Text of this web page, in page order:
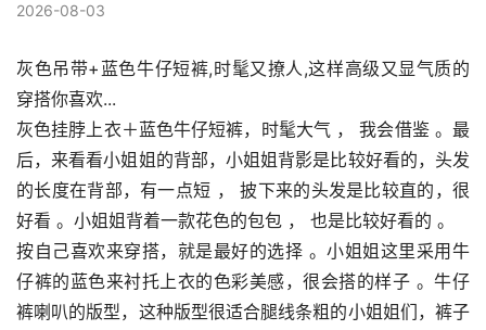
2026-08-03
灰色吊带+蓝色牛仔短裤,时髦又撩人,这样高级又显气质的
穿搭你喜欢...
灰色挂脖上衣＋蓝色牛仔短裤，时髦大气 ， 我会借鉴 。最
后，来看看小姐姐的背部，小姐姐背影是比较好看的，头发
的长度在背部，有一点短 ， 披下来的头发是比较直的，很
好看 。小姐姐背着一款花色的包包 ， 也是比较好看的 。
按自己喜欢来穿搭，就是最好的选择 。小姐姐这里采用牛
仔裤的蓝色来衬托上衣的色彩美感，很会搭的样子 。牛仔
裤喇叭的版型，这种版型很适合腿线条粗的小姐姐们，裤子